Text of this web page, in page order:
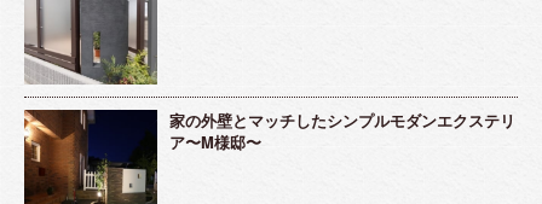
家の外壁とマッチしたシンプルモダンエクステリ
ア〜M様邸〜